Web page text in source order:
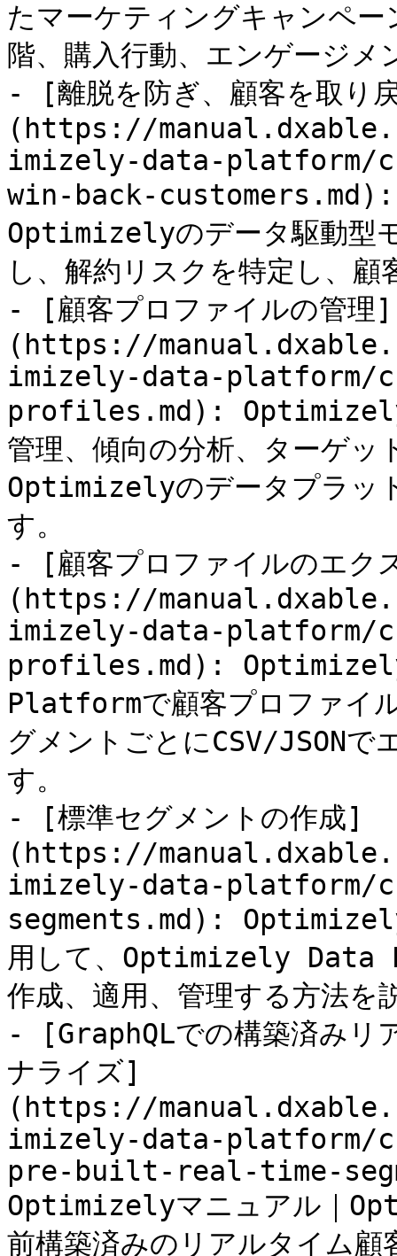
たマーケティングキャンペ
階、購入行動、エンゲージ
- [離脱を防ぎ、顧客を取り
(https://
imizely-data-platform/
win-back-
Optimizelyのデータ駆動型
し、解約リスクを特定し、顧
- [顧客プロファイルの管理]
(https://
imizely-data-platform/
profiles.md): Optimizely
管理、傾向の分析、ターゲ
Optimizelyのデータプラッ
す。
- [顧客プロファイルのエク
(https://
imizely-data-platform/
profiles.md): Optimizely
Platformで顧客プロファイ
グメントごとにCSV/JSONで
す。
- [標準セグメントの作成]
(https://
imizely-data-platform/
segments.md): Optimizely
用して、Optimizely Data
作成、適用、管理する方法を
- [GraphQLでの構築済みリ
ナライズ]
(https://
imizely-data-platform/
pre-built-real-time-
Optimizelyマニュアル｜
前構築済みのリアルタイム